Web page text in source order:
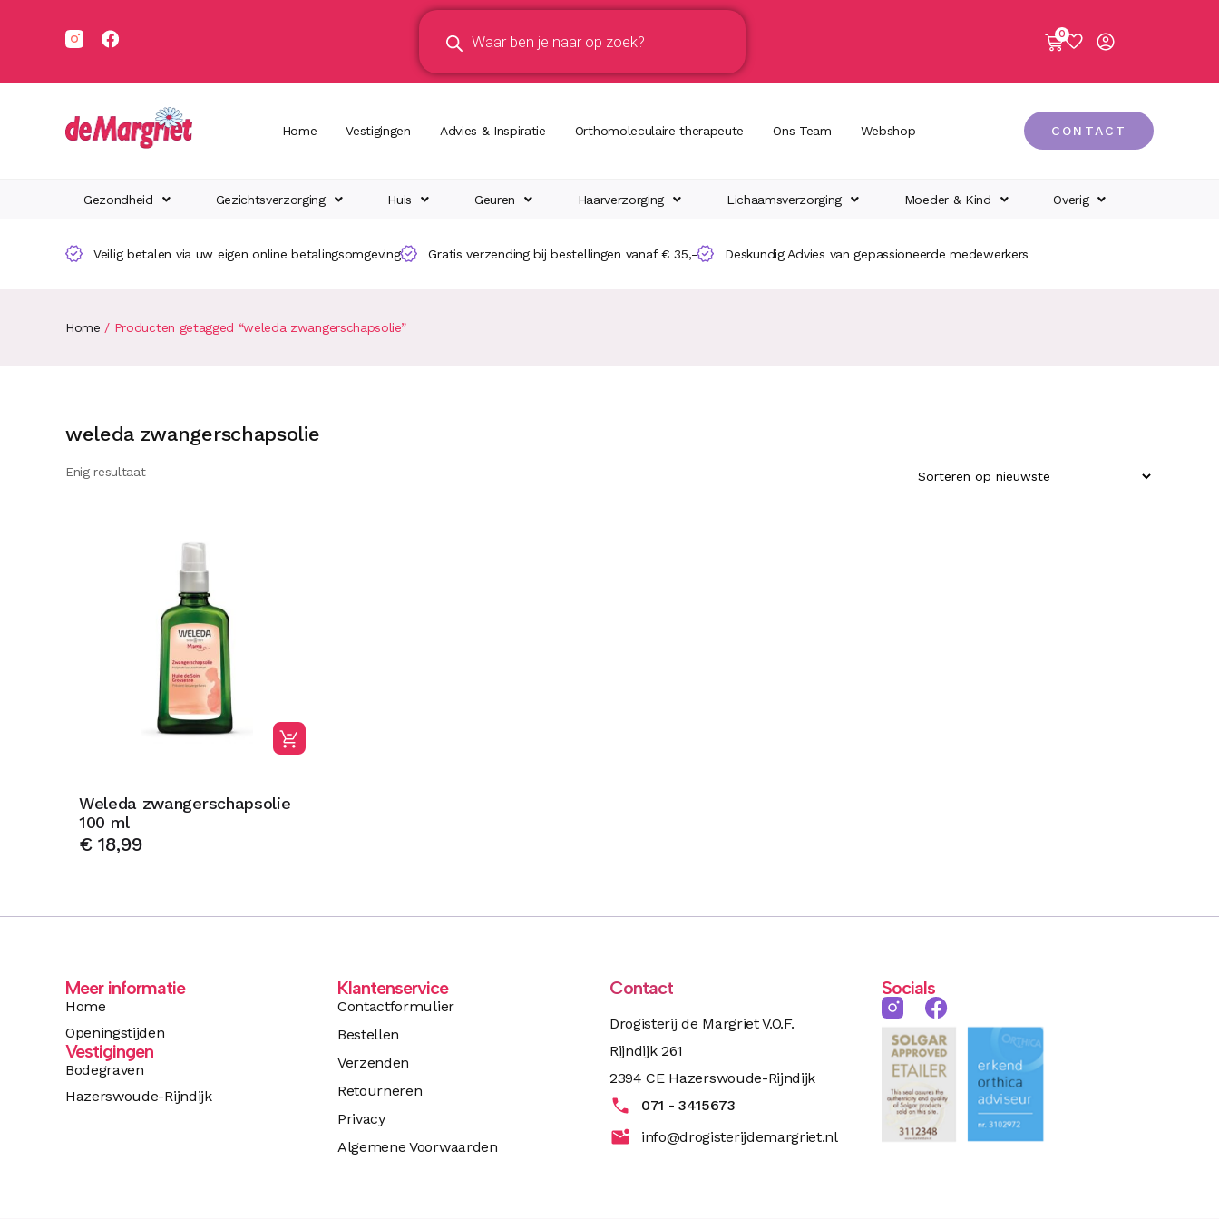
0
Home Vestigingen Advies & Inspiratie Orthomoleculaire therapeute Ons Team Webshop CONTACT
Gezondheid Gezichtsverzorging Huis Geuren Haarverzorging Lichaamsverzorging Moeder & Kind Overig
Veilig betalen via uw eigen online betalingsomgeving Gratis verzending bij bestellingen vanaf € 35,- Deskundig Advies van gepassioneerde medewerkers
Home / Producten getagged “weleda zwangerschapsolie”
weleda zwangerschapsolie
Enig resultaat
Weleda zwangerschapsolie
100 ml
€18,99
Meer informatie
Home
Openingstijden
Vestigingen
Bodegraven
Hazerswoude-Rijndijk
Klantenservice
Contactformulier
Bestellen
Verzenden
Retourneren
Privacy
Algemene Voorwaarden
Contact
Drogisterij de Margriet V.O.F.
Rijndijk 261
2394 CE Hazerswoude-Rijndijk
071 - 3415673
info@drogisterijdemargriet.nl
Socials